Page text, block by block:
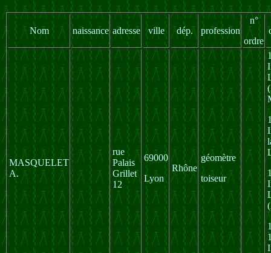
Nom naissance adresse ville dép. profession
n°
ordre
MASQUELET
A.
rue
Palais
Grillet
12
69000
Lyon
Rhône
géomètre
toiseur